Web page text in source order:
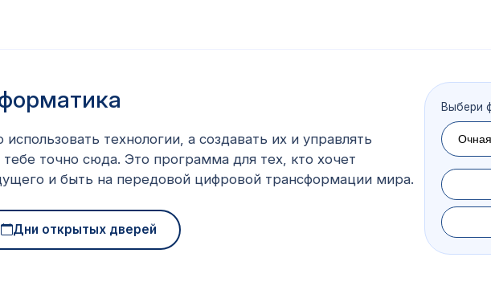
технологии, а создавать их и управлять
точно сюда. Это программа для тех, кто хочет
и быть на передовой цифровой трансформации мира.
Дни открытых дверей
Выбери